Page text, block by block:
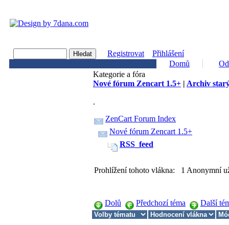
Registrovat
Přihlášení
Domů
Kategorie a fóra
Nové fórum Zencart 1.5+ | Archiv
.
ZenCart Forum Index
Nové fórum Zencart 1.5+
RSS_feed
Prohlížení tohoto vlákna: 1 Anonymní
Dolů Předchozí téma Další